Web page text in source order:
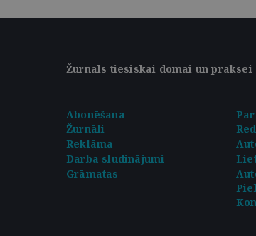
Žurnāls tiesiskai domai un praksei
Abonēšana
Žurnāli
Reklāma
Darba sludinājumi
Grāmatas